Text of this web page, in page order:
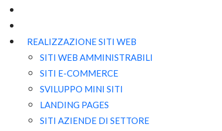
REALIZZAZIONE SITI WEB
SITI WEB AMMINISTRABILI
SITI E-COMMERCE
SVILUPPO MINI SITI
LANDING PAGES
SITI AZIENDE DI SETTORE